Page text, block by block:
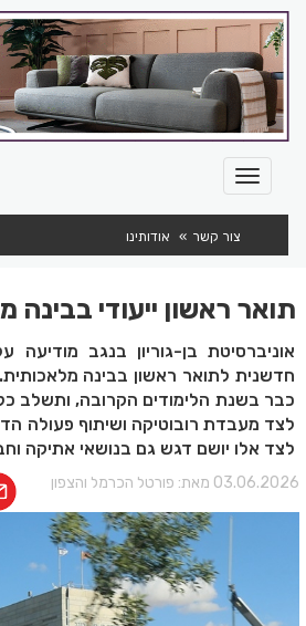
צור קשר אודותינו
תואר ראשון ייעודי בבינה
אוניברסיטת בן-גוריון בנגב מודיעה
חדשנית לתואר ראשון בבינה מלאכותית.
כבר בשנת הלימודים הקרובה, ותשלב
לצד מעבדת רובוטיקה ושיתוף פעולה
לצד אלו יושם דגש גם בנושאי אתיקה
מאת: פורטל הכרמל והצפון